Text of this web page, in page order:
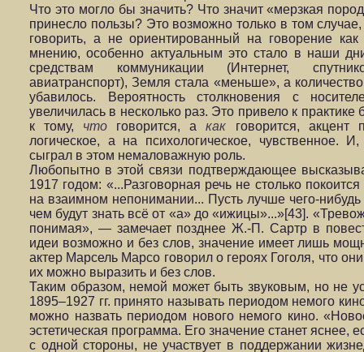
Что это могло бы значить? Что значит «мерзкая
принесло пользы? Это возможно только в том
говорить, а не ориентированный на говорение
мнению, особенно актуальным это стало в наши
средствам коммуникации (Интернет,
авиатранспорт), Земля стала «меньше», а
убавилось. Вероятность столкновения с
увеличилась в несколько раз. Это привело к
к тому, что говорится, акак говорится,
логическое, а на психологическое, чувственное.
сыграл в этом немаловажную роль.
Любопытно в этой связи подтверждающее
1917 годом: «...Разговорная речь не столько
на взаимном непонимании... Пусть лучше чего-
чем будут знать всё от «а» до «ижицы»...»[43].
понимая», — замечает позднее Ж.-П. Сартр в
идеи возможно и без слов, значение имеет лишь
актер Марсель Марсо говорил о героях Гоголя, что
их можно выразить и без слов.
Таким образом, немой может быть звуковым, но не
1895–1927 гг. принято называть периодом немого
можно назвать периодом нового немого кино.
эстетическая программа. Его значение станет яснее,
с одной стороны, не участвует в поддержании